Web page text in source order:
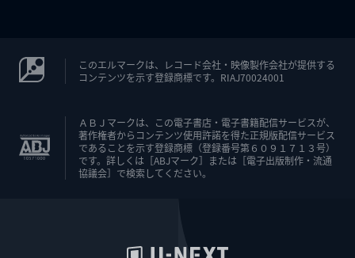
このエルマークは、レコード会社・映像製作会社が提供する
コンテンツを示す登録商標です。RIAJ70024001
ＡＢＪマークは、この電子書店・電子書籍配信サービスが、
著作権者からコンテンツ使用許諾を得た正規版配信サービス
であることを示す登録商標（登録番号第６０９１７１３号）
です。詳しくは［ABJマーク］または［電子出版制作・流通
協議会］で検索してください。